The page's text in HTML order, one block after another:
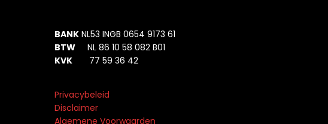
BANK NL53 INGB 0654 9173 61
BTW NL 86 10 58 082 B01
KVK 77 59 36 42
Privacybeleid
Disclaimer
Algemene Voorwaarden